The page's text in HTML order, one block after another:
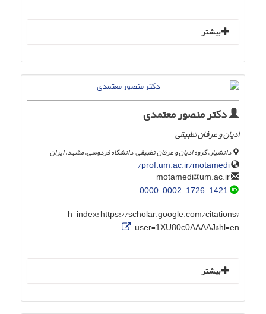
بیشتر
دکتر منصور معتمدی
ادیان و عرفان تطبیقی
دانشیار، گروه ادیان و عرفان تطبیقی، دانشگاه فردوسی، مشهد، ایران
prof.um.ac.ir/motamedi/
um.ac.ir
0000-0002-1726-1421
h-index:https://scholar.google.com/citations?
user=1XU80c0AAAAJ&hl=en
بیشتر